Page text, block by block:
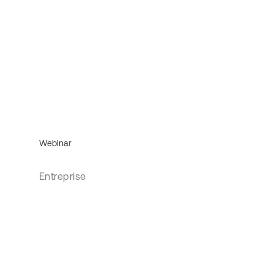
Webinar
Entreprise